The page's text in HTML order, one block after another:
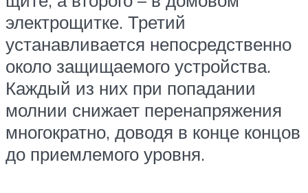
электрощитке. Третий
устанавливается непосредственно
около защищаемого устройства.
Каждый из них при попадании
молнии снижает перенапряжения
многократно, доводя в конце концов
до приемлемого уровня.